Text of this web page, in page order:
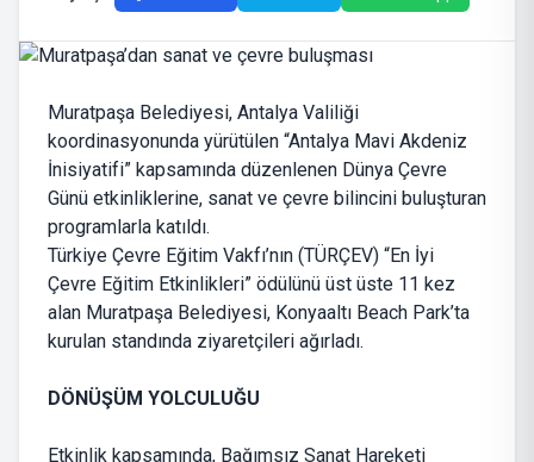
Muratpaşa Belediyesi, Antalya Valiliği
koordinasyonunda yürütülen “Antalya Mavi Akdeniz
İnisiyatifi” kapsamında düzenlenen Dünya Çevre
Günü etkinliklerine, sanat ve çevre bilincini buluşturan
programlarla katıldı.
Türkiye Çevre Eğitim Vakfı’nın (TÜRÇEV) “En İyi
Çevre Eğitim Etkinlikleri” ödülünü üst üste 11 kez
alan Muratpaşa Belediyesi, Konyaaltı Beach Park’ta
kurulan standında ziyaretçileri ağırladı.
DÖNÜŞÜM YOLCULUĞU
Etkinlik kapsamında, Bağımsız Sanat Hareketi